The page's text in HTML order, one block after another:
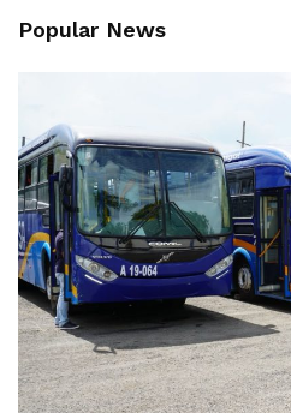
Popular News